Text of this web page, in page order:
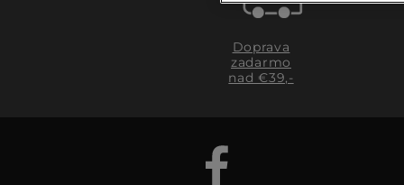
Doprava
zadarmo
nad €39,-